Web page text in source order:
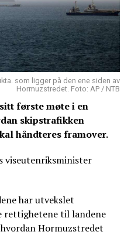
som ligger på den ene siden av
Hormuzstredet. Foto: AP / NTB
første møte i en
skipstrafikken
håndteres framover.
viseutenriksminister
har utvekslet
rettighetene til landene
Hormuzstredet